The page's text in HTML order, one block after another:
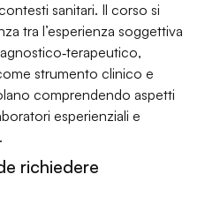
sanitari. Il corso si
tra l’esperienza soggettiva
strumento clinico e
comprendendo aspetti
esperienziali e
richiedere